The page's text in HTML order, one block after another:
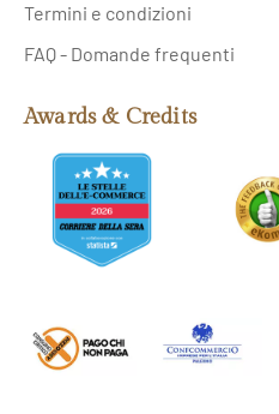
Termini e condizioni
FAQ - Domande frequenti
Awards & Credits